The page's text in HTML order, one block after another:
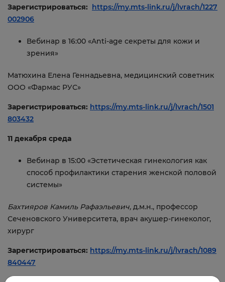
Зарегистрироваться: https://my.mts-link.ru/j/lvrach/1227
002906
Вебинар в 16:00 «Anti-age секреты для кожи и
зрения»
Матюхина Елена Геннадьевна, медицинский советник
ООО «Фармас РУС»
Зарегистрироваться: https://my.mts-link.ru/j/lvrach/1501
803432
11 декабря среда
Вебинар в 15:00 «Эстетическая гинекология как
способ профилактики старения женской половой
системы»
Бахтияров Камиль Рафаэльевич, д.м.н., профессор
Сеченовского Университета, врач акушер-гинеколог,
хирург
Зарегистрироваться: https://my.mts-link.ru/j/lvrach/1089
840447